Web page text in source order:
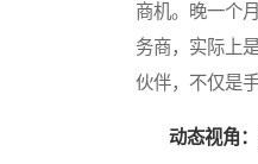
商机。晚一个
务商，实际上
伙伴，不仅是
动态视角